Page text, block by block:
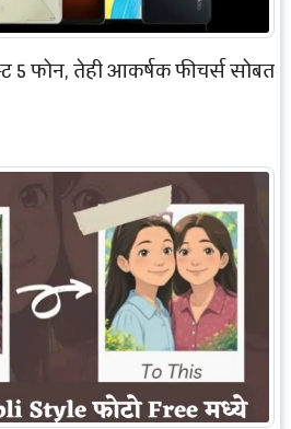
5 फोन, तेही आकर्षक फीचर्स सोबत